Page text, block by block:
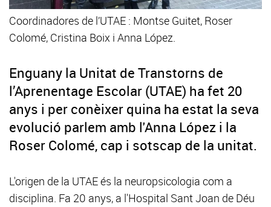
Coordinadores de l’UTAE : Montse Guitet, Roser
Colomé, Cristina Boix i Anna López.
Enguany la Unitat de Transtorns de
l’Aprenentage Escolar (UTAE) ha fet 20
anys i per conèixer quina ha estat la seva
evolució parlem amb l'Anna López i la
Roser Colomé, cap i sotscap de la unitat.
L'origen de la UTAE és la neuropsicologia com a
disciplina. Fa 20 anys, a l'Hospital Sant Joan de Déu